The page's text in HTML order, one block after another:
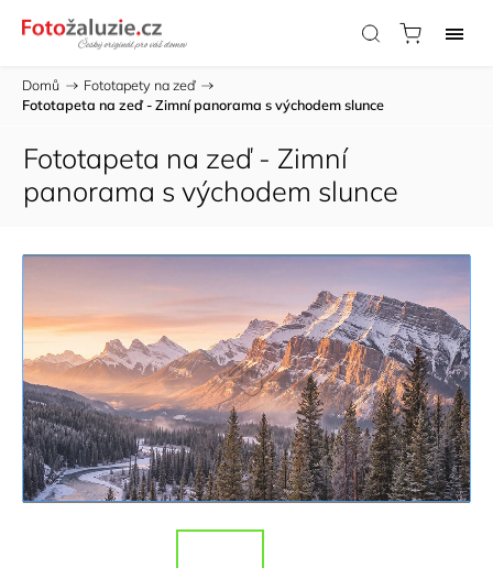
Domů / Fototapety na zeď /
Fototapeta na zeď - Zimní panorama s východem slunce
Fototapeta na zeď - Zimní
panorama s východem slunce